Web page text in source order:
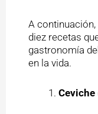
A
diez recetas
gastronomía
en la vida.
Ceviche